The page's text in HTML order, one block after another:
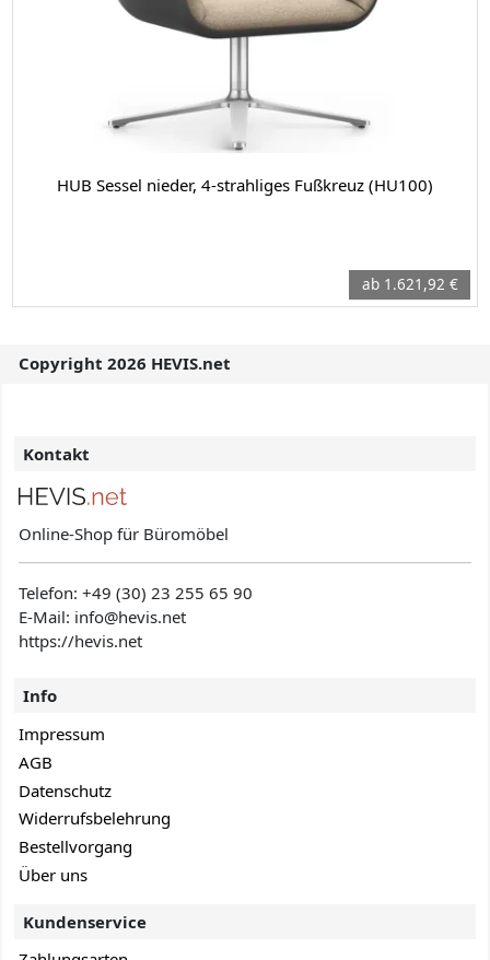
HUB Sessel nieder, 4-strahliges Fußkreuz (HU100)
ab 1.621,92 €
Copyright 2026 HEVIS.net
Kontakt
Online-Shop für Büromöbel
Telefon:+49 (30) 23 255 65 90
E-Mail: info@hevis.net
https://hevis.net
Info
Impressum
AGB
Datenschutz
Widerrufsbelehrung
Bestellvorgang
Über uns
Kundenservice